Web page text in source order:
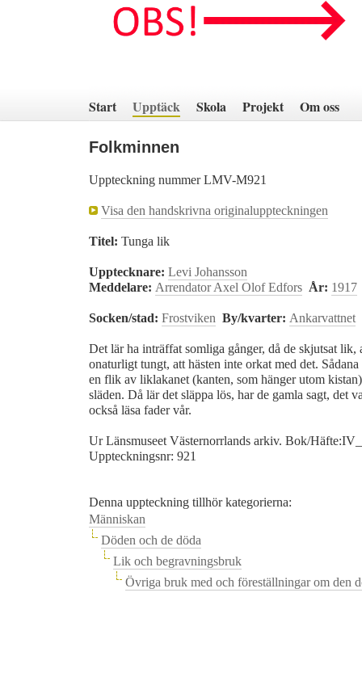
innehåll
Start Upptäck Skola Projekt Om oss
Folkminnen
Uppteckning nummer LMV-M921
Visa den handskrivna originaluppteckningen
Titel: Tunga lik
Upptecknare: Levi Johansson
Meddelare: Arrendator Axel Olof Edfors År: 1917
Socken/stad: Frostviken By/kvarter: Ankarvattnet
Det lär ha inträffat somliga gånger, då de skjutsat lik,
onaturligt tungt, att hästen inte orkat med det.
en flik av liklakanet (kanten, som hänger utom
släden. Då lär det släppa lös, har de gamla sagt, det
också läsa fader vår.
Ur Länsmuseet Västernorrlands arkiv. Bok/
Uppteckningsnr: 921
Denna uppteckning tillhör kategorierna:
Människan
Döden och de döda
Lik och begravningsbruk
Övriga bruk med och föreställningar om den